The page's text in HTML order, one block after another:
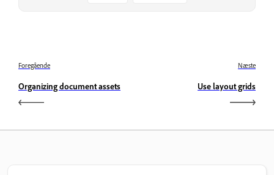
Foregående
Organizing document assets
Næste
Use layout grids